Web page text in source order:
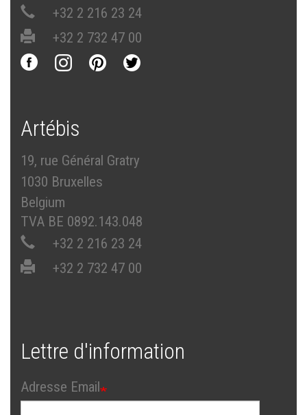
+32 2 216 23 24
+32 2 732 47 00
Artébis
19, rue Général Gratry
1030 Bruxelles
Belgium
TVA BE 0892.143.048
+32 2 216 23 24
+32 2 732 47 00
Lettre d'information
Adresse Email